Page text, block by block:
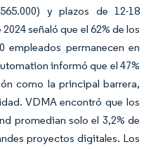
565.000) y plazos de 12-18
señaló que el 62% de los
empleados permanecen en
informó que el 47%
como la principal barrera,
VDMA encontró que los
promedian solo el 3,2% de
proyectos digitales. Los